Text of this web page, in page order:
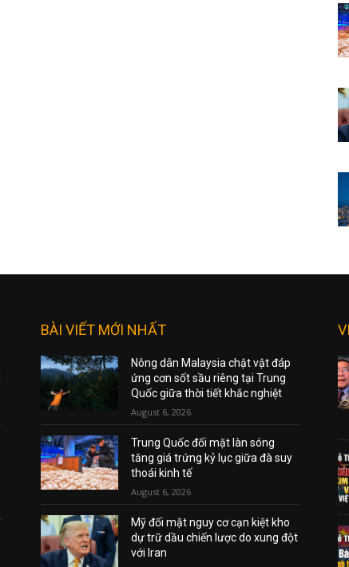
BÀI VIẾT MỚI NHẤT
Nông dân Malaysia chật vật đáp
ứng cơn sốt sầu riêng tại Trung
Quốc giữa thời tiết khắc nghiệt
August 6, 2026
Trung Quốc đối mặt làn sóng
tăng giá trứng kỷ lục giữa đà suy
thoái kinh tế
August 6, 2026
Mỹ đối mặt nguy cơ cạn kiệt kho
dự trữ dầu chiến lược do xung đột
với Iran